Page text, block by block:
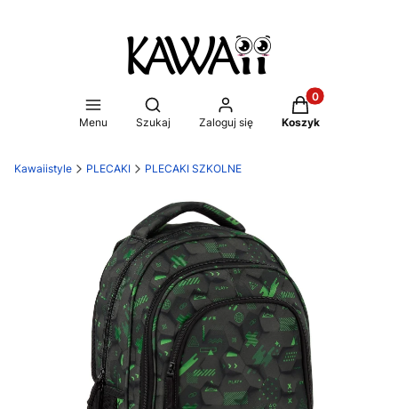
Menu
Otwórz wyszukiwarkę
Szukaj Zaloguj się
Produkty w
Koszyk
Kawaiistyle PLECAKI PLECAKI SZKOLNE